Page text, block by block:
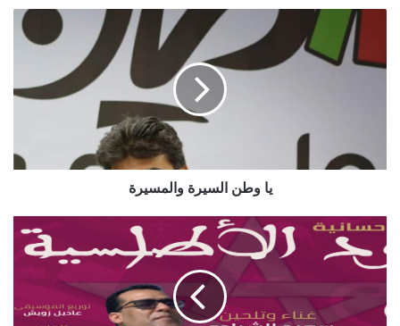
يا وطن السيرة والمسيرة